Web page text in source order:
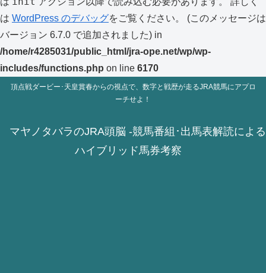
は WordPress のデバッグをご覧ください。 (このメッセージは
バージョン 6.7.0 で追加されました) in
/home/r4285031/public_html/jra-ope.net/wp/wp-
includes/functions.php on line 6170
頂点戦ダービー･天皇賞春からの視点で、数字と戦歴が走るJRA競馬にアプロ
ーチせよ！
マヤノタバラのJRA頭脳 -競馬番組･出馬表解読による
ハイブリッド馬券考察